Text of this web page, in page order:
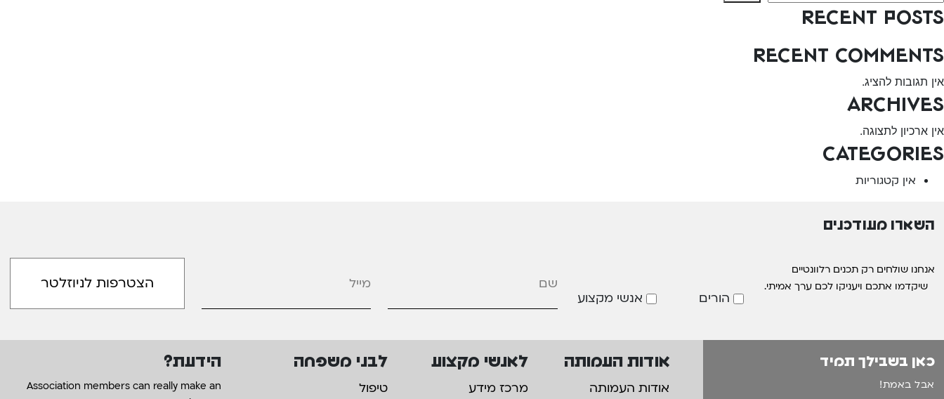
Recent Posts
Recent Comments
אין תגובות להציג.
Archives
אין ארכיון לתצוגה.
Categories
אין קטגוריות
השארו מעודכנים
אנחנו שולחים רק תכנים רלוונטיים
שיקדמו אתכם ויעניקו לכם ערך אמיתי.
הורים אנשי מקצוע
כאן בשבילך תמיד
אבל באמת!
אודות העמותה
אודות העמותה
לאנשי מקצוע
מרכז מידע
לבני משפחה
טיפול
הידעת?
Association members can really make an